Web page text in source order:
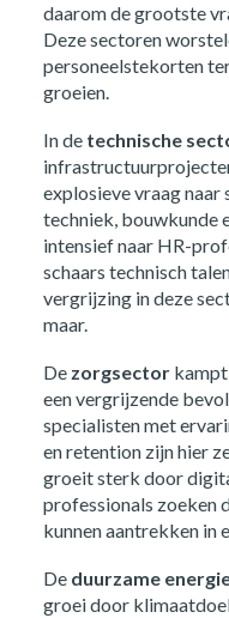
daarom de grootste
Deze sectoren
personeelstekorten
groeien.
In de technische
explosieve vraag naar
techniek, bouwkunde
intensief naar HR-
schaars technisch
vergrijzing in deze
maar.
De zorgsectorkampt
een vergrijzende
specialisten met
en retention zijn hier
groeit sterk door
professionals zoeken
kunnen aantrekken in
De duurzame
groei door